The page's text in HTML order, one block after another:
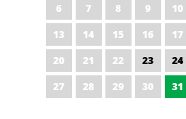
6
7 8 9 10
13
14 15 16 17
20
21 22 23 24
27
28 29 30 31